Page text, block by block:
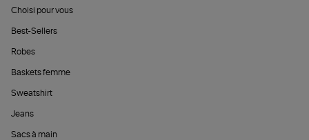
Choisi pour vous
Best-Sellers
Robes
Baskets femme
Sweatshirt
Jeans
Sacs à main